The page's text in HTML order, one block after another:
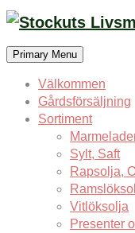
Skip
content
Primary Menu
Välkommen
Gårdsförsäljning
Sortiment
Sylt, Saft
Rapsolja,
Vitlöksolja
Presenter